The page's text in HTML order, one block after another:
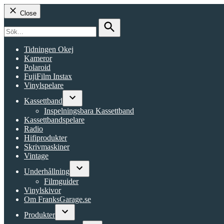
Close
for:
Search
Tidningen Okej
Kameror
Polaroid
FujiFilm Instax
Vinylspelare
Kassettband
Open
dropdown
menu
Inspelningsbara Kassettband
Kassettbandspelare
Radio
Hifiprodukter
Skrivmaskiner
Vintage
Underhållning
Open
Filmguider
Vinylskivor
Om FranksGarage.se
Produkter
Open